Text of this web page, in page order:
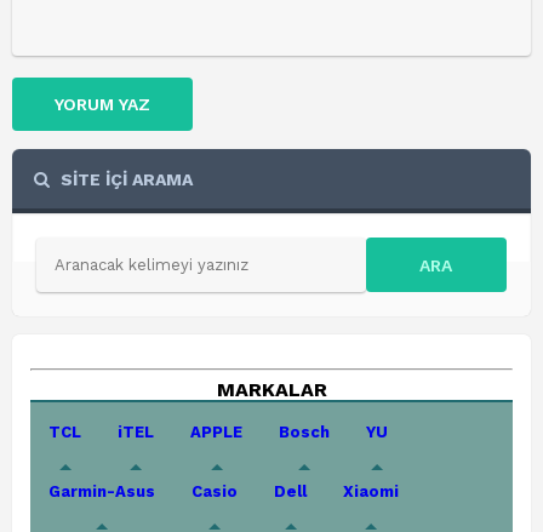
YORUM YAZ
SİTE İÇİ ARAMA
ARA
MARKALAR
TCL iTEL APPLE Bosch YU
Garmin-Asus Casio Dell Xiaomi